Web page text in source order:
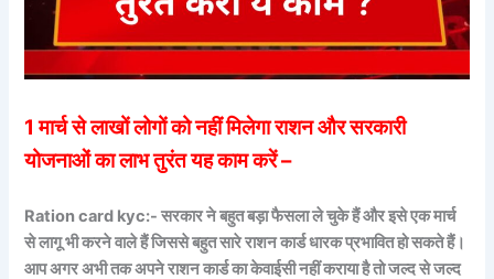
1 मार्च से लाखों लोगों को नहीं मिलेगा राशन और सरकारी
योजनाओं का लाभ तुरंत यह काम करें –
Ration card kyc:- सरकार ने बहुत बड़ा फैसला ले चुके हैं और इसे एक मार्च
से लागू भी करने वाले हैं जिससे बहुत सारे राशन कार्ड धारक प्रभावित हो सकते हैं।
आप अगर अभी तक अपने राशन कार्ड का केवाईसी नहीं कराया है तो जल्द से जल्द